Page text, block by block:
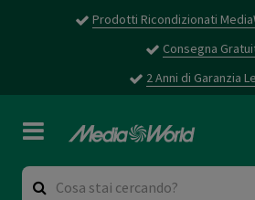
Prodotti Ricondizionati
Consegna
2 Anni di Garanzia